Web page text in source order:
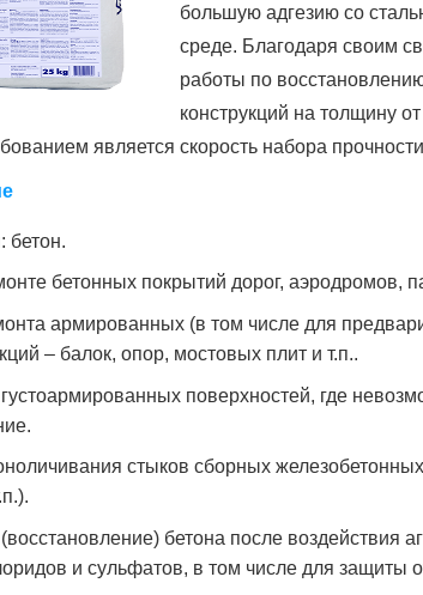
большую адгезию со
среде. Благодаря своим
работы по
конструкций на толщину
является скорость набора
бетон.
бетонных покрытий дорог, аэродромов,
армированных (в том числе для
– балок, опор, мостовых плит и т.п..
поверхностей, где
стыков сборных
бетона после воздействия
и сульфатов, в том числе для защиты